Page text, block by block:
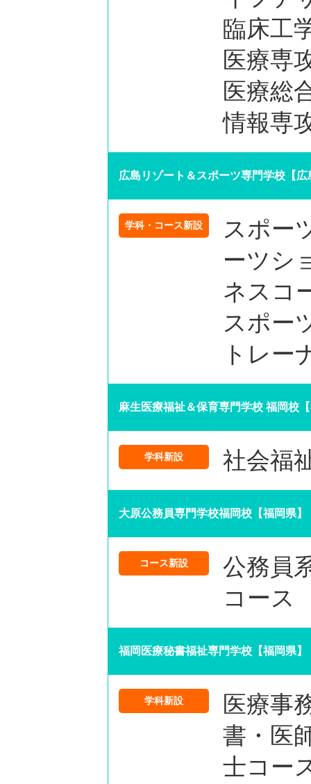
臨床工
医療専
医療総
情報専
広島リゾート＆スポーツ専門学校【広
学科・コース新設
スポー
ーツシ
ネスコ
スポー
トレー
麻生医療福祉＆保育専門学校 福岡校
学科新設 社会福
大原公務員専門学校福岡校【福岡県】
コース新設
公務員
コース
福岡医療秘書福祉専門学校【福岡県】
学科新設
医療事
書・医
士コー